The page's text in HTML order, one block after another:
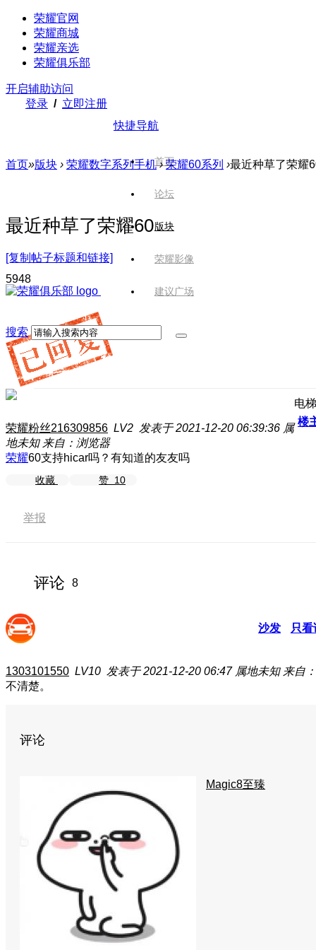
荣耀官网
荣耀商城
荣耀亲选
荣耀俱乐部
开启辅助访问
登录 / 立即注册
快捷导航
首页
论坛
版块
荣耀影像
建议广场
搜索
首页»版块 › 荣耀数字系列手机 › 荣耀60系列 ›最近种草了荣耀
最近种草了荣耀60
[复制帖子标题和链接]
5948
电
楼
荣耀粉丝216309856 LV2 发表于 2021-12-20 06:39:36 属
地未知 来自：浏览器
荣耀60支持hicar吗？有知道的友友吗
收藏 赞 10
举报
评论 8
沙发 只
1303101550 LV10 发表于 2021-12-20 06:47 属地未知 来自
不清楚。
评论
Magic8至臻